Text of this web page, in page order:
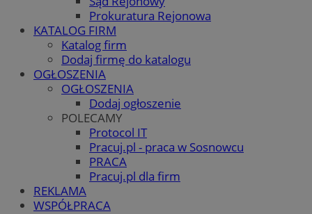
Prokuratura Rejonowa
KATALOG FIRM
Katalog firm
Dodaj firmę do katalogu
OGŁOSZENIA
OGŁOSZENIA
Dodaj ogłoszenie
POLECAMY
Protocol IT
Pracuj.pl - praca w Sosnowcu
PRACA
Pracuj.pl dla firm
REKLAMA
WSPÓŁPRACA